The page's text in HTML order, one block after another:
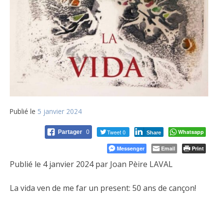
Publié le 5 janvier 2024
Partager 0 Tweet 0 Share Whatsapp
Messenger Email Print
Publié le 4 janvier 2024 par Joan Pèire LAVAL
La vida ven de me far un present: 50 ans de cançon!